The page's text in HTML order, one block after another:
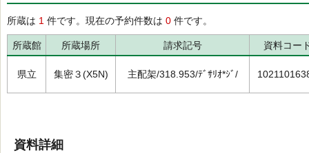
所蔵は 1 件です。現在の予約件数は 0 件です。
所蔵館 所蔵場所 請求記号 資料コー
県立 集密３(X5N) 主配架/318.953/ﾃﾞｻﾘｵ*ｼﾞ/
資料詳細